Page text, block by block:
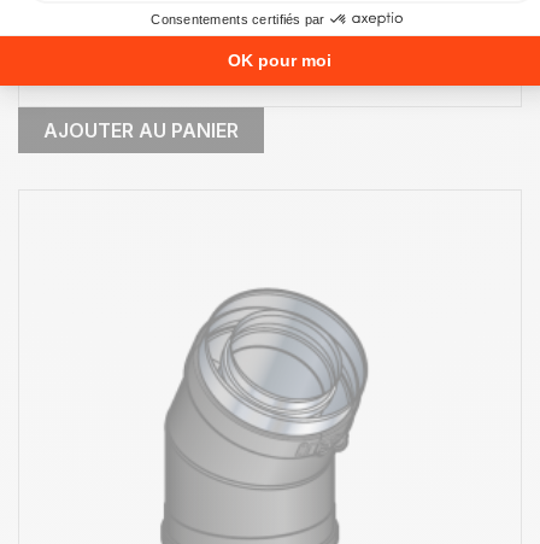
POUJOULAT-CONDUIT-PGI-DIAMETRE-80-MM
141,89 €
AJOUTER AU PANIER